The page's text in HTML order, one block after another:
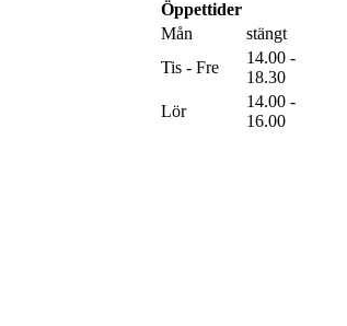
Öppettider
Mån
stängt
Tis - Fre
14.00 -
18.30
Lör
14.00 -
16.00